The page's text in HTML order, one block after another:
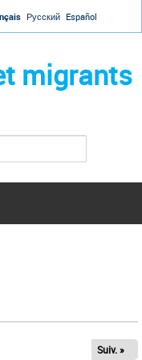
Русский Español
migrants
Suiv. »